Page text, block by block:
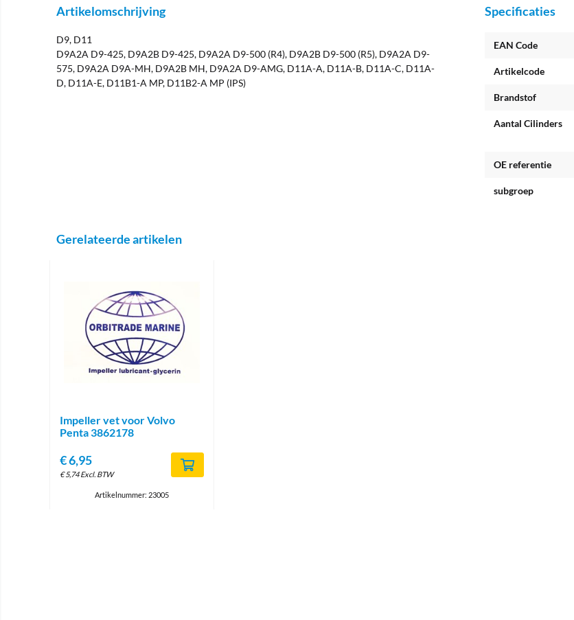
Artikelomschrijving
D9, D11
D9A2A D9-425, D9A2B D9-425, D9A2A D9-500 (R4), D9A2B D9-500 (R5), D9A2A D9-
575, D9A2A D9A-MH, D9A2B MH, D9A2A D9-AMG, D11A-A, D11A-B, D11A-C, D11A-
D, D11A-E, D11B1-A MP, D11B2-A MP (IPS)
Specificaties
EAN Code
Artikelcode
Brandstof
Aantal Cilinders
OE referentie
subgroep
Gerelateerde artikelen
Impeller vet voor Volvo
Penta 3862178
€6,95
€5,74 Excl. BTW
Artikelnummer: 23005